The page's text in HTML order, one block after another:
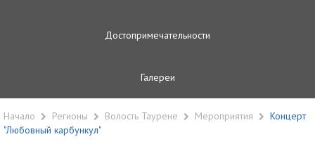
Достопримечательности
Галереи
Начало Регионы Волость Таурене Мероприятия
Концерт
"Любовный карбункул"